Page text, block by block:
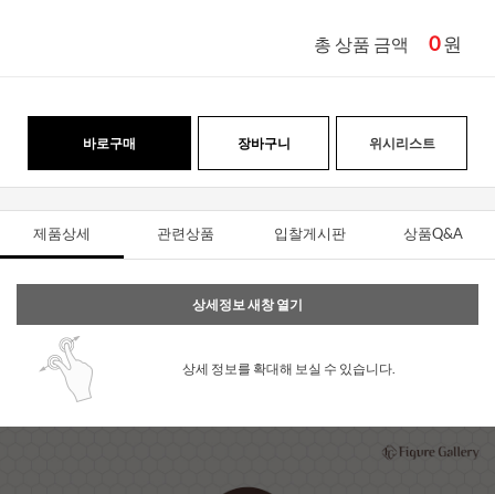
총 상품 금액 0원
바로구매 장바구니 위시리스트
제품상세 관련상품 입찰게시판 상품Q&A
상세정보 새창 열기
상세 정보를 확대해 보실 수 있습니다.